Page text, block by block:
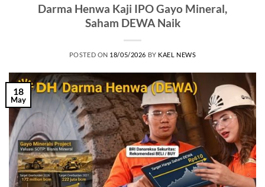
Darma Henwa Kaji IPO Gayo Mineral,
Saham DEWA Naik
POSTED ON 18/05/2026 BY KAEL NEWS
18
May